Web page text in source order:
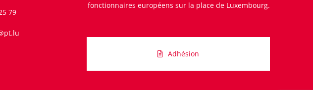
79
fonctionnaires européens sur la place de Luxembourg.
Adhésion